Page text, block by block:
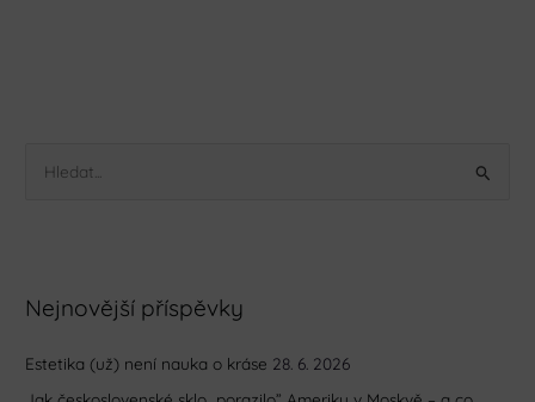
e
a
Nejnovější příspěvky
Estetika (už) není nauka o kráse 28. 6. 2026